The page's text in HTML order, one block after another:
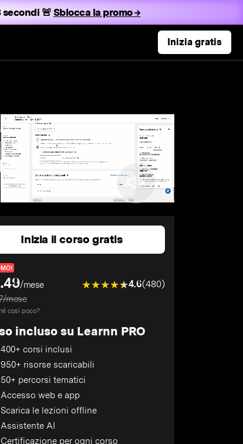
secondi 🚨 Sblocca la promo →
Inizia gratis
Inizia il corso gratis
/mese
mese
4.6(480)
così poco?
incluso su Learnn PRO
400+ corsi inclusi
950+ risorse scaricabili
50+ percorsi tematici
Accesso web e app
Scarica le lezioni offline
Assistente AI
Certificazione per ogni corso